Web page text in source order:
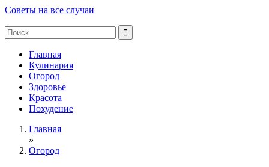
Советы на все случаи
Главная
Кулинария
Огород
Здоровье
Красота
Похудение
Главная
»
Огород